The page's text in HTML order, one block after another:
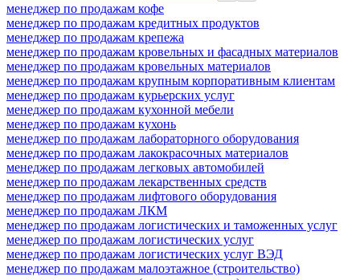
менеджер по продажам кофе
менеджер по продажам кредитных продуктов
менеджер по продажам крепежа
менеджер по продажам кровельных и фасадных материалов
менеджер по продажам кровельных материалов
менеджер по продажам крупным корпоративным клиентам
менеджер по продажам курьерских услуг
менеджер по продажам кухонной мебели
менеджер по продажам кухонь
менеджер по продажам лабораторного оборудования
менеджер по продажам лакокрасочных материалов
менеджер по продажам легковых автомобилей
менеджер по продажам лекарственных средств
менеджер по продажам лифтового оборудования
менеджер по продажам ЛКМ
менеджер по продажам логистических и таможенных услуг
менеджер по продажам логистических услуг
менеджер по продажам логистических услуг ВЭД
менеджер по продажам малоэтажное (строительство)